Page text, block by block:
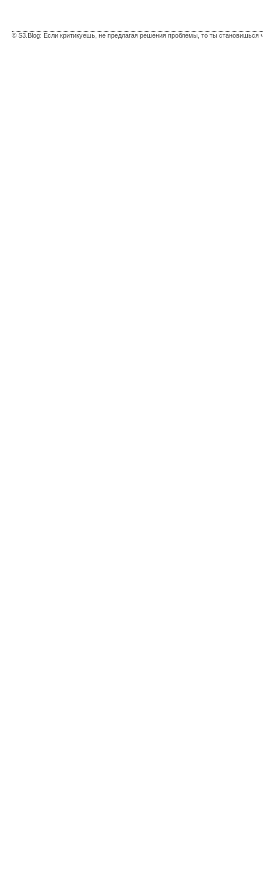
© S3.Blog: Если критикуешь, не предлагая решения проблемы, то ты становишься